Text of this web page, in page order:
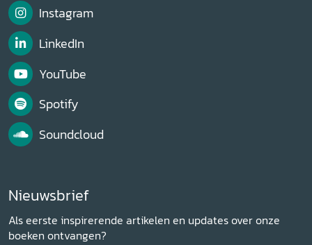
Instagram
LinkedIn
YouTube
Spotify
Soundcloud
Nieuwsbrief
Als eerste inspirerende artikelen en updates over onze
boeken ontvangen?